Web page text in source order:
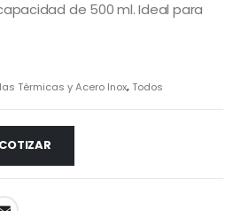
de 500 ml. Ideal para
Térmicas y Acero Inox,Todos
COTIZAR